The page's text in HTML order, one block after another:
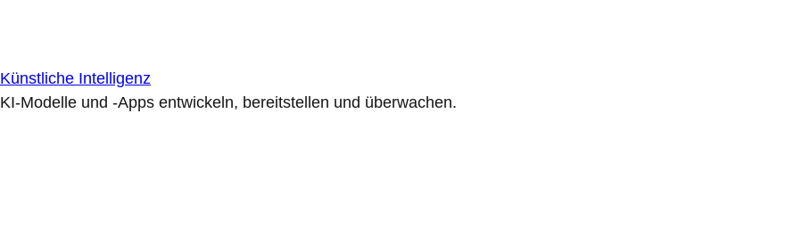
Künstliche Intelligenz
KI-Modelle und -Apps entwickeln, bereitstellen und überwachen.